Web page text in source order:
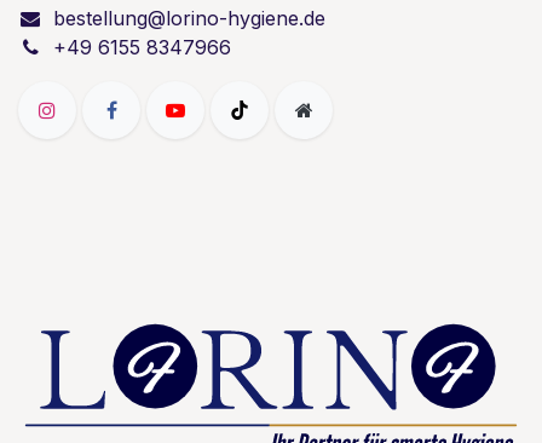
bestellung@lorino-hygiene.de
+49 6155 8347966